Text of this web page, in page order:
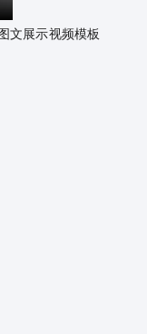
文展示视频模板